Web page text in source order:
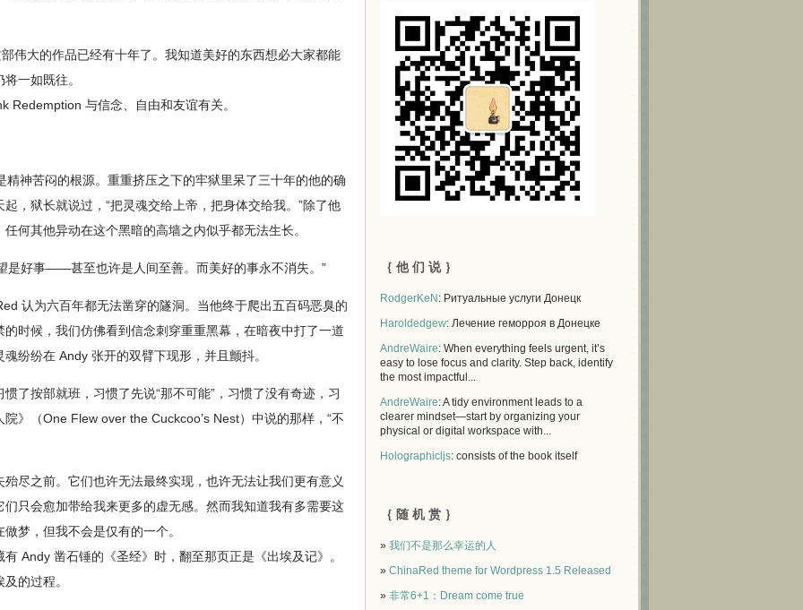
大的作品已经有十年了。我知道美好的东西想必大家都能
一如既往。
与信念、自由和友谊有关。
苦闷的根源。重重挤压之下的牢狱里呆了三十年的他的确
，狱长就说过，“把灵魂交给上帝，把身体交给我。”除了他
何其他异动在这个黑暗的高墙之内似乎都无法生长。
好事——甚至也许是人间至善。而美好的事永不消失。”
为六百年都无法凿穿的隧洞。当他终于爬出五百码恶臭的
时候，我们仿佛看到信念刺穿重重黑幕，在暗夜中打了一道
纷纷在 Andy 张开的双臂下现形，并且颤抖。
按部就班，习惯了先说“那不可能”，习惯了没有奇迹，习
》（One Flew over the Cuckcoo’s Nest）中说的那样，“不
之前。它们也许无法最终实现，也许无法让我们更有意义
只会愈加带给我来更多的虚无感。然而我知道我有多需要这
梦，但我不会是仅有的一个。
凿石锤的《圣经》时，翻至那页正是《出埃及记》。
的过程。
｛ 他 们 说 ｝
RodgerKeN : Ритуальные услуги Донецк
Haroldedgew: Лечение геморроя в Донецке
AndreWaire: When everything feels urgent, it’s
easy to lose focus and clarity. Step back, identify
the most impactful...
AndreWaire: A tidy environment leads to a
clearer mindset—start by organizing your
physical or digital workspace with...
Holographicljs: consists of the book itself
｛ 随 机 赏 ｝
» 我们不是那么幸运的人
» ChinaRed theme for Wordpress 1.5 Released
» 非常6+1：Dream come true